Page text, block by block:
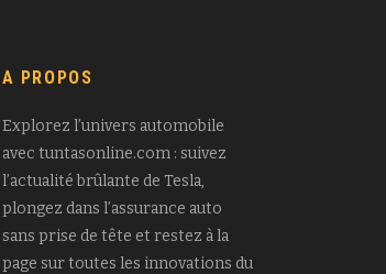
A PROPOS
Explorez l’univers automobile
avec tuntasonline.com : suivez
l’actualité brûlante de Tesla,
plongez dans l’assurance auto
sans prise de tête et restez à la
page sur toutes les innovations du